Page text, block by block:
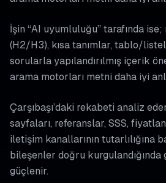
İşin “AI uyumluluğu” tarafında
(H2/H3), kısa tanımlar, tablo/
sorularla yapılandırılmış içerik
arama motorları metni daha iyi
Çarşıbaşı’daki rekabeti analiz
sayfaları, referanslar, SSS,
iletişim kanallarının tutarlılığına
bileşenler doğru
güçlenir.